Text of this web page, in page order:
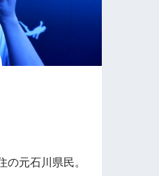
の元石川県民。